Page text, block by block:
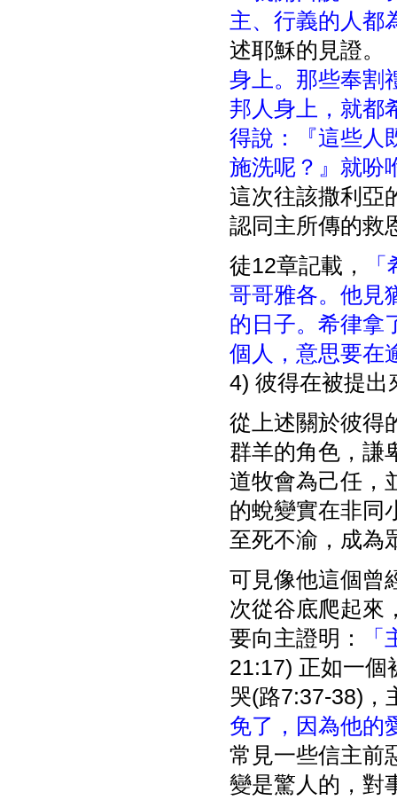
主、行義的人都
述耶穌的見證。
身上。那些奉割
邦人身上，就都
得說：『這些人
施洗呢？』就吩
這次往該撒利亞
認同主所傳的救
徒12章記載，
哥哥雅各。他見
的日子。希律拿
個人，意思要在
4) 彼得在被提出
從上述關於彼得
群羊的角色，謙
道牧會為己任，
的蛻變實在非同
至死不渝，成為
可見像他這個曾
次從谷底爬起來
要向主證明：
21:17) 正如一個
哭(路7:37-38)，
免了，因為他的
常見一些信主前
變是驚人的，對